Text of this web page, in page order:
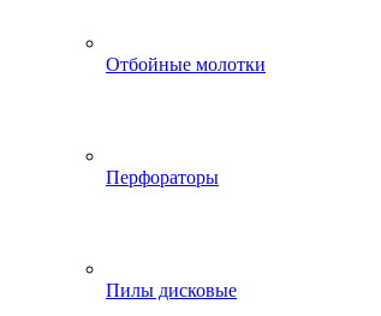
Отбойные молотки
Перфораторы
Пилы дисковые